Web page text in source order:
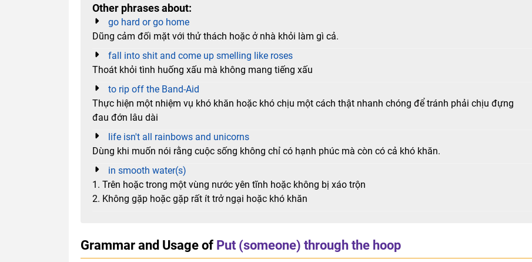
Other phrases about:
go hard or go home
Dũng cảm đối mặt với thử thách hoặc ở nhà khỏi làm gì cả.
fall into shit and come up smelling like roses
Thoát khỏi tình huống xấu mà không mang tiếng xấu
to rip off the Band-Aid
Thực hiện một nhiệm vụ khó khăn hoặc khó chịu một cách thật nhanh chóng để tránh phải chịu đựng
đau đớn lâu dài
life isn't all rainbows and unicorns
Dùng khi muốn nói rằng cuộc sống không chỉ có hạnh phúc mà còn có cả khó khăn.
in smooth water(s)
1. Trên hoặc trong một vùng nước yên tĩnh hoặc không bị xáo trộn
2. Không gặp hoặc gặp rất ít trở ngại hoặc khó khăn
Grammar and Usage of Put (someone) through the hoop